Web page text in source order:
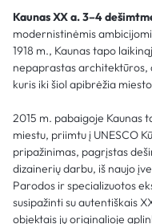
Kaunas XX a. 3–4
modernistinėmis
1918 m., Kaunas tapo
nepaprastas architektūros,
kuris iki šiol apibrėžia
2015 m. pabaigoje Kaunas
miestu, priimtu į UNESCO
pripažinimas, pagrįstas
dizainerių darbu, iš naujo
Parodos ir specializuotos
susipažinti su autentiškais
objektais jų originalioje